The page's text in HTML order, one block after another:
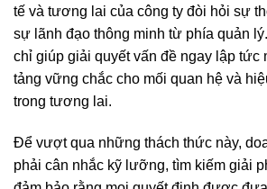
tế và tương lai của công ty đòi hỏi sự
sự lãnh đạo thông minh từ phía quản
chỉ giúp giải quyết vấn đề ngay lập tức
tảng vững chắc cho mối quan hệ và
trong tương lai.
Để vượt qua những thách thức này,
phải cân nhắc kỹ lưỡng, tìm kiếm giải